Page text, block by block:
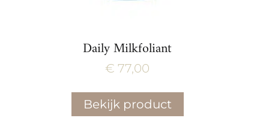
Daily Milkfoliant
€ 77,00
Bekijk product